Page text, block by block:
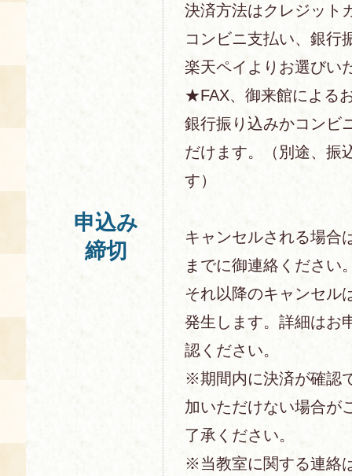
申込み
締切
決済方法はクレジット
コンビニ支払い、銀行
楽天ペイよりお選びい
★FAX、御来館による
銀行振り込みかコンビ
だけます。（別途、振
す）
キャンセルされる場合
までに御連絡ください
それ以降のキャンセル
発生します。詳細はお
認ください。
※期間内に決済が確認
加いただけない場合が
了承ください。
※当教室に関する連絡